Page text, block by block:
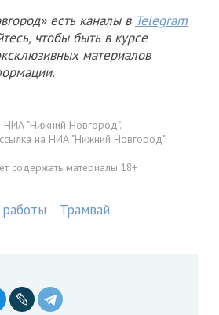
есть каналы в Telegram
чтобы быть в курсе
материалов
"Нижний Новгород".
на НИА "Нижний Новгород"
содержать материалы 18+
Трамвай